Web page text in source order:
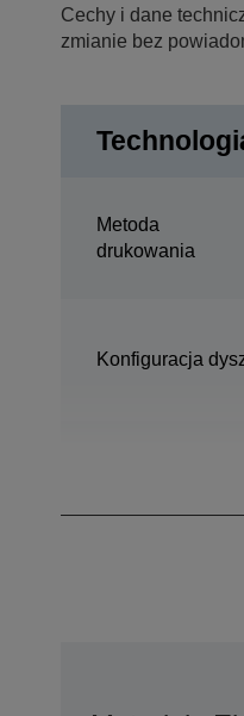
Cechy i dane
zmianie bez
Metoda
drukowania
Konfiguracja